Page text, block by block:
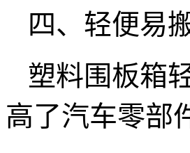
四、轻便易
塑料围板箱
高了汽车零部